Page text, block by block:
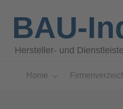
BAU-
Hersteller- und
Home